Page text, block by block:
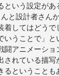
という設定が
んと設計者さん
着してはどうで
いうことで」と
闘アニメーショ
されている描
るということも